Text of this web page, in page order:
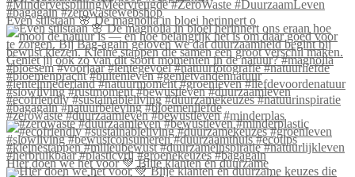
Even stilstaan 🌸 De magnolia in bloei herinnert o
#zerowaste #duurzaamleven #bewustleven #minderplas
Hier doen we het voor 💚 Blije klanten én duurzame